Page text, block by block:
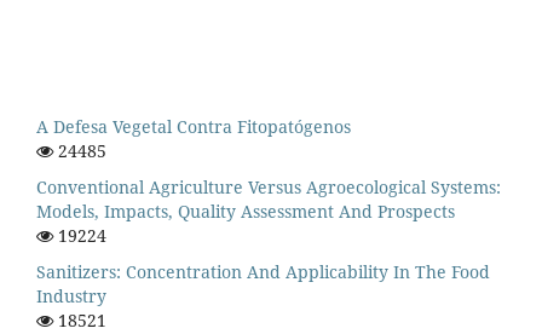
A Defesa Vegetal Contra Fitopatógenos
24485
Conventional Agriculture Versus Agroecological Systems:
Models, Impacts, Quality Assessment And Prospects
19224
Sanitizers: Concentration And Applicability In The Food
Industry
18521